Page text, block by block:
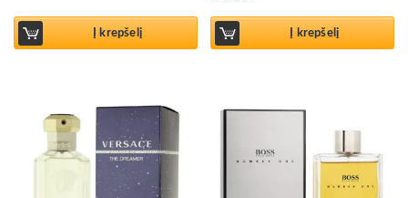
Į krepšelį Į krepšelį